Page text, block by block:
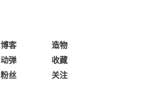
博客
造物
动弹
收藏
粉丝 关注